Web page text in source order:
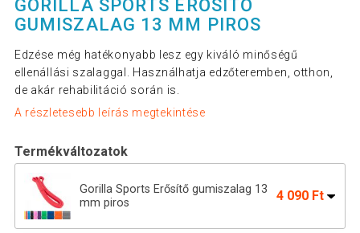
GORILLA SPORTS ERŐSÍTŐ
GUMISZALAG 13 MM PIROS
Edzése még hatékonyabb lesz egy kiváló minőségű
ellenállási szalaggal. Használhatja edzőteremben, otthon,
de akár rehabilitáció során is.
A részletesebb leírás megtekintése
Termékváltozatok
Gorilla Sports Erősítő gumiszalag 13
mm piros
4 090 Ft